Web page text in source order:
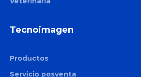
Tecnoimagen
Productos
Servicio posventa